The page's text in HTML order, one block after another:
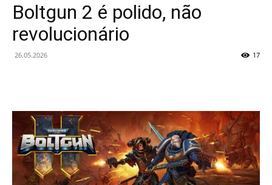
Boltgun 2 é polido, não
revolucionário
26.05.2026 17